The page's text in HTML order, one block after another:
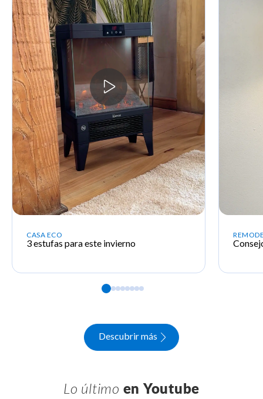
CASA ECO
3 estufas para este invierno
Descubrir más
Lo último en Youtube